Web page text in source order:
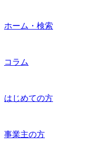
ホーム・検索
コラム
はじめての方
事業主の方